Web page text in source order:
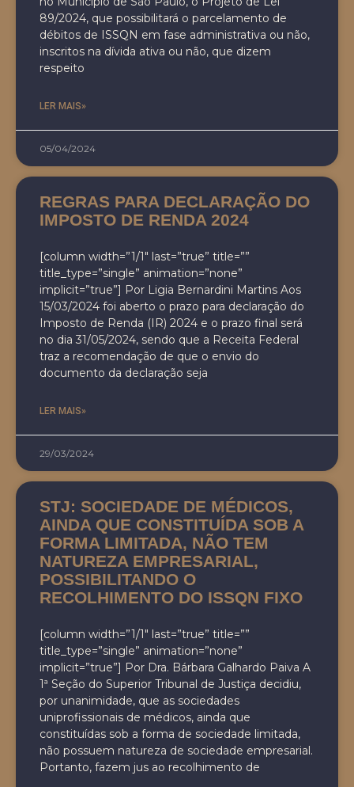
89/2024, que possibilitará o parcelamento de
débitos de ISSQN em fase administrativa ou não,
inscritos na dívida ativa ou não, que dizem
respeito
LER MAIS»
05/04/2024
REGRAS PARA DECLARAÇÃO DO
IMPOSTO DE RENDA 2024
[column width=”1/1″ last=”true” title=””
title_type=”single” animation=”none”
implicit=”true”] Por Ligia Bernardini Martins Aos
15/03/2024 foi aberto o prazo para declaração do
Imposto de Renda (IR) 2024 e o prazo final será
no dia 31/05/2024, sendo que a Receita Federal
traz a recomendação de que o envio do
documento da declaração seja
LER MAIS»
29/03/2024
STJ: SOCIEDADE DE MÉDICOS,
AINDA QUE CONSTITUÍDA SOB A
FORMA LIMITADA, NÃO TEM
NATUREZA EMPRESARIAL,
POSSIBILITANDO O
RECOLHIMENTO DO ISSQN FIXO
[column width=”1/1″ last=”true” title=””
title_type=”single” animation=”none”
implicit=”true”] Por Dra. Bárbara Galhardo Paiva A
1ª Seção do Superior Tribunal de Justiça decidiu,
por unanimidade, que as sociedades
uniprofissionais de médicos, ainda que
constituídas sob a forma de sociedade limitada,
não possuem natureza de sociedade empresarial.
Portanto, fazem jus ao recolhimento de